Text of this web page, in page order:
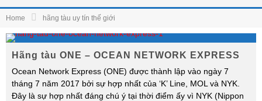
Home hãng tàu uy tín thế giới
Hãng tàu ONE – OCEAN NETWORK EXPRESS
Ocean Network Express (ONE) được thành lập vào ngày 7
tháng 7 năm 2017 bởi sự hợp nhất của ‘K’ Line, MOL và NYK.
Đây là sự hợp nhất đáng chú ý tại thời điểm ấy vì NYK (Nippon